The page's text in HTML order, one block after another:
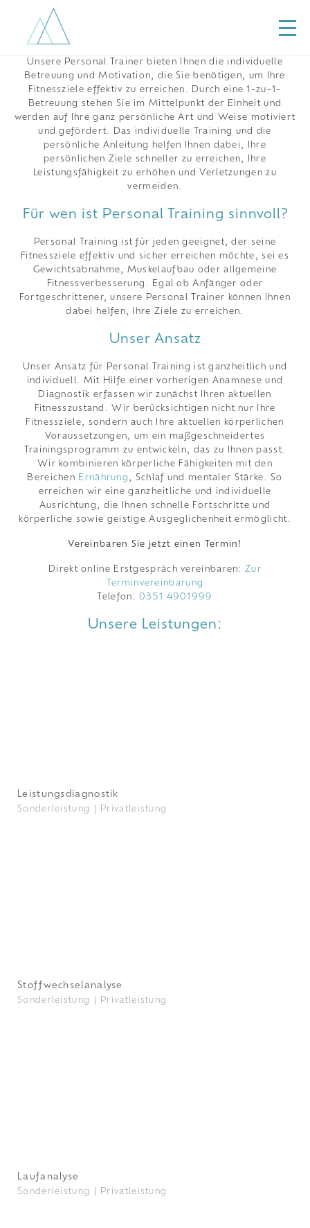
Unsere Personal Trainer bieten Ihnen die individuelle
Betreuung und Motivation, die Sie benötigen, um Ihre
Fitnessziele effektiv zu erreichen. Durch eine 1-zu-1-
Betreuung stehen Sie im Mittelpunkt der Einheit und
werden auf Ihre ganz persönliche Art und Weise motiviert
und gefördert. Das individuelle Training und die
persönliche Anleitung helfen Ihnen dabei, Ihre
persönlichen Ziele schneller zu erreichen, Ihre
Leistungsfähigkeit zu erhöhen und Verletzungen zu
vermeiden.
Für wen ist Personal Training sinnvoll?
Personal Training ist für jeden geeignet, der seine
Fitnessziele effektiv und sicher erreichen möchte, sei es
Gewichtsabnahme, Muskelaufbau oder allgemeine
Fitnessverbesserung. Egal ob Anfänger oder
Fortgeschrittener, unsere Personal Trainer können Ihnen
dabei helfen, Ihre Ziele zu erreichen.
Unser Ansatz
Unser Ansatz für Personal Training ist ganzheitlich und
individuell. Mit Hilfe einer vorherigen Anamnese und
Diagnostik erfassen wir zunächst Ihren aktuellen
Fitnesszustand. Wir berücksichtigen nicht nur Ihre
Fitnessziele, sondern auch Ihre aktuellen körperlichen
Voraussetzungen, um ein maßgeschneidertes
Trainingsprogramm zu entwickeln, das zu Ihnen passt.
Wir kombinieren körperliche Fähigkeiten mit den
Bereichen Ernährung , Schlaf und mentaler Stärke. So
erreichen wir eine ganzheitliche und individuelle
Ausrichtung, die Ihnen schnelle Fortschritte und
körperliche sowie geistige Ausgeglichenheit ermöglicht.
Vereinbaren Sie jetzt einen Termin!
Direkt online Erstgespräch vereinbaren:Zur
Terminvereinbarung
Telefon:0351 4901999
Unsere Leistungen:
Leistungsdiagnostik
Sonderleistung | Privatleistung
Stoffwechselanalyse
Sonderleistung | Privatleistung
Laufanalyse
Sonderleistung | Privatleistung